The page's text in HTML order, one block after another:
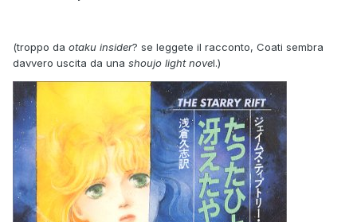
(troppo da otaku insider? se leggete il racconto, Coati sembra
davvero uscita da una shoujo light novel.)